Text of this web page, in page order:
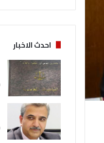
احدث الاخبار